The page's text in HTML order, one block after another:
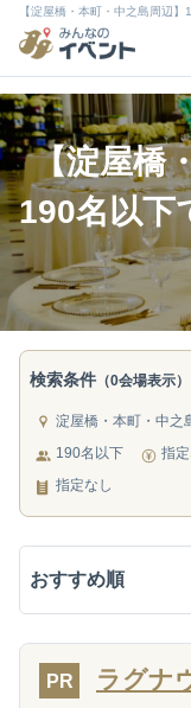
【淀屋橋・本町・中之島周辺
【淀屋橋
190名以下
検索条件 （0会場表示）
淀屋橋・本町・中之
190名以下
指
指定なし
PR ラグナ